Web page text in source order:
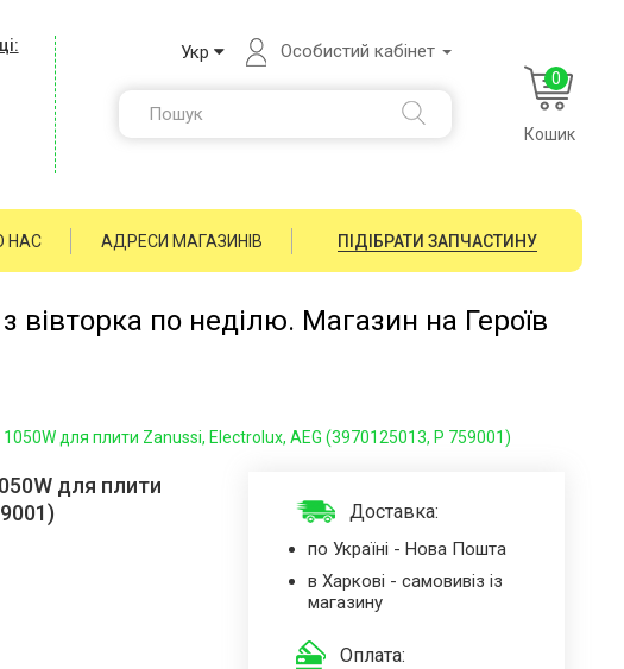
Укр Особистий кабінет
0
Кошик
НАС АДРЕСИ МАГАЗИНІВ ПІДІБРАТИ ЗАПЧАСТИНУ
вівторка по неділю. Магазин на Героїв
для плити Zanussi, Electrolux, AEG (3970125013, P 759001)
для плити
Доставка:
по Україні - Нова Пошта
в Харкові - самовивіз із
магазину
Оплата: